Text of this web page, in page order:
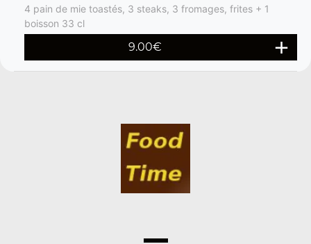
4 pain de mie toastés, 3 steaks, 3 fromages, frites + 1
boisson 33 cl
9.00€